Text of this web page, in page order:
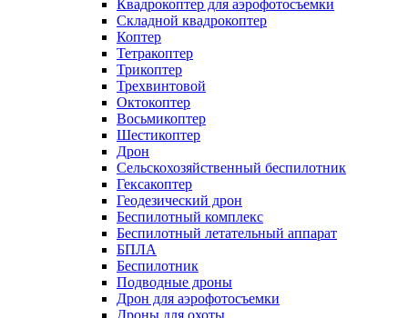
Квадрокоптер для аэрофотосъемки
Складной квадрокоптер
Коптер
Тетракоптер
Трикоптер
Трехвинтовой
Октокоптер
Восьмикоптер
Шестикоптер
Дрон
Сельскохозяйственный беспилотник
Гексакоптер
Геодезический дрон
Беспилотный комплекс
Беспилотный летательный аппарат
БПЛА
Беспилотник
Подводные дроны
Дрон для аэрофотосъемки
Дроны для охоты